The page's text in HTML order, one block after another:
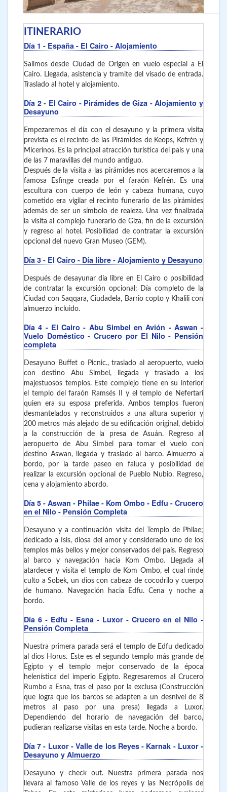
ITINERARIO
Día 1 - España - El Cairo - Alojamiento
Salimos desde Ciudad de Origen en vuelo especial a El
Cairo. Llegada, asistencia y tramite del visado de entrada.
Traslado al hotel y alojamiento.
Día 2 - El Cairo - Pirámides de Giza - Alojamiento y
Desayuno
Empezaremos el día con el desayuno y la primera visita
prevista es el recinto de las Pirámides de Keops, Kefrén y
Micerinos. Es la principal atracción turística del país y una
de las 7 maravillas del mundo antiguo.
Después de la visita a las pirámides nos acercaremos a la
famosa Esfinge creada por el faraón Kefrén. Es una
escultura con cuerpo de león y cabeza humana, cuyo
cometido era vigilar el recinto funerario de las pirámides
además de ser un símbolo de realeza. Una vez finalizada
la visita al complejo funerario de Giza, fin de la excursión
y regreso al hotel. Posibilidad de contratar la excursión
opcional del nuevo Gran Museo (GEM).
Día 3 - El Cairo - Día libre - Alojamiento y Desayuno
Después de desayunar día libre en El Cairo o posibilidad
de contratar la excursión opcional: Día completo de la
Ciudad con Saqqara, Ciudadela, Barrio copto y Khalili con
almuerzo incluido.
Día 4 - El Cairo - Abu Simbel en Avión - Aswan -
Vuelo Doméstico - Crucero por El Nilo - Pensión
completa
Desayuno Buffet o Picnic., traslado al aeropuerto, vuelo
con destino Abu Simbel, llegada y traslado a los
majestuosos templos. Este complejo tiene en su interior
el templo del faraón Ramsés II y el templo de Nefertari
quien era su esposa preferida. Ambos templos fueron
desmantelados y reconstruidos a una altura superior y
200 metros más alejado de su edificación original, debido
a la construcción de la presa de Asuán. Regreso al
aeropuerto de Abu Simbel para tomar el vuelo con
destino Aswan, llegada y traslado al barco. Almuerzo a
bordo, por la tarde paseo en faluca y posibilidad de
realizar la excursión opcional de Pueblo Nubio. Regreso,
cena y alojamiento abordo.
Día 5 - Aswan - Philae - Kom Ombo - Edfu - Crucero
en el Nilo - Pensión Completa
Desayuno y a continuación visita del Templo de Philae;
dedicado a Isis, diosa del amor y considerado uno de los
templos más bellos y mejor conservados del país. Regreso
al barco y navegación hacia Kom Ombo. Llegada al
atardecer y visita el templo de Kom Ombo, el cual rinde
culto a Sobek, un dios con cabeza de cocodrilo y cuerpo
de humano. Navegación hacia Edfu. Cena y noche a
bordo.
Día 6 - Edfu - Esna - Luxor - Crucero en el Nilo -
Pensión Completa
Nuestra primera parada será el templo de Edfu dedicado
al dios Horus. Este es el segundo templo más grande de
Egipto y el templo mejor conservado de la época
helenística del imperio Egipto. Regresaremos al Crucero
Rumbo a Esna, tras el paso por la exclusa (Construcción
que logra que los barcos se adapten a un desnivel de 8
metros al paso por una presa) llegada a Luxor.
Dependiendo del horario de navegación del barco,
pudieran realizarse visitas en esta tarde. Noche a bordo.
Día 7 - Luxor - Valle de los Reyes - Karnak - Luxor-
Desayuno y Almuerzo
Desayuno y check out. Nuestra primera parada nos
llevara al famoso Valle de los reyes y las Necrópolis de